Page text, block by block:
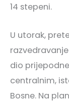
14 stepeni.
U utorak,
dio
centralnim,
Bosne. Na